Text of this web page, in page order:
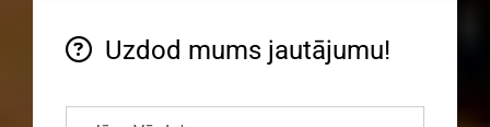
 Uzdod mums jautājumu!